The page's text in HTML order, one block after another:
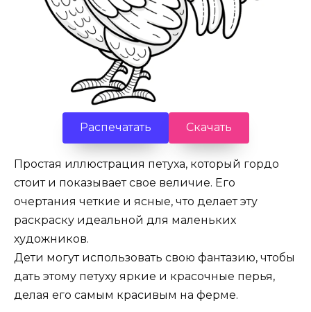
Распечатать Скачать
Простая иллюстрация петуха, который гордо
стоит и показывает свое величие. Его
очертания четкие и ясные, что делает эту
раскраску идеальной для маленьких
художников.
Дети могут использовать свою фантазию, чтобы
дать этому петуху яркие и красочные перья,
делая его самым красивым на ферме.